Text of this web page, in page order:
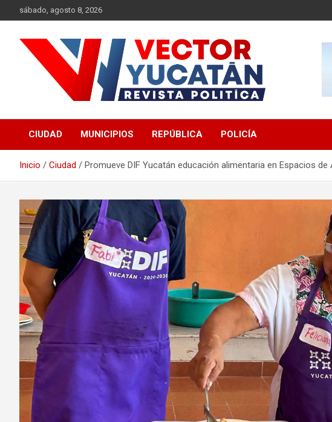
al
sábado, agosto 8, 2026
Vector Yucatán
CIUDAD MUNICIPIOS REPÚBLICA POLICÍA
Inicio Ciudad Promueve DIF Yucatán educación alimentaria en Espacios